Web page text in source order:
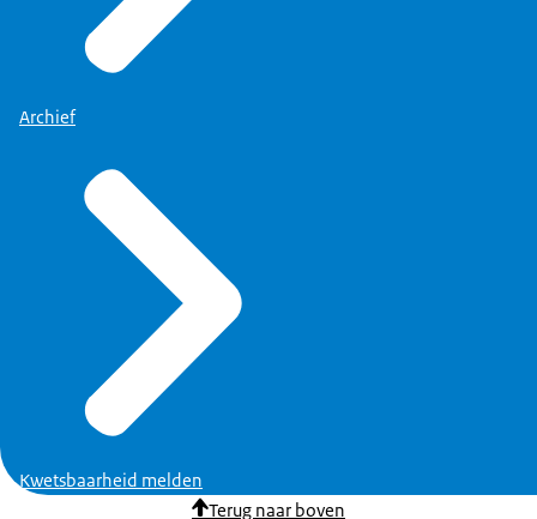
Archief
Kwetsbaarheid melden
Terug naar boven